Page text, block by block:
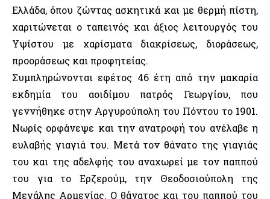
Ελλάδα, όπου ζώντας ασκητικά και με θερμή πίστη,
χαριτώνεται ο ταπεινός και άξιος λειτουργός του
Υψίστου με χαρίσματα διακρίσεως, διοράσεως,
προοράσεως και προφητείας.
Συμπληρώνονται εφέτος 46 έτη από την μακαρία
εκδημία του αοιδίμου πατρός Γεωργίου, που
γεννήθηκε στην Αργυρούπολη του Πόντου το 1901.
Νωρίς ορφάνεψε και την ανατροφή του ανέλαβε η
ευλαβής γιαγιά του. Μετά τον θάνατο της γιαγιάς
του και της αδελφής του αναχωρεί με τον παππού
του για το Ερζερούμ, την Θεοδοσιούπολη της
Μεγάλης Αρμενίας. Ο θάνατος και του παππού του